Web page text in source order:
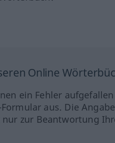
Online
ein Fehler
aus. Die
zur Beantwortung